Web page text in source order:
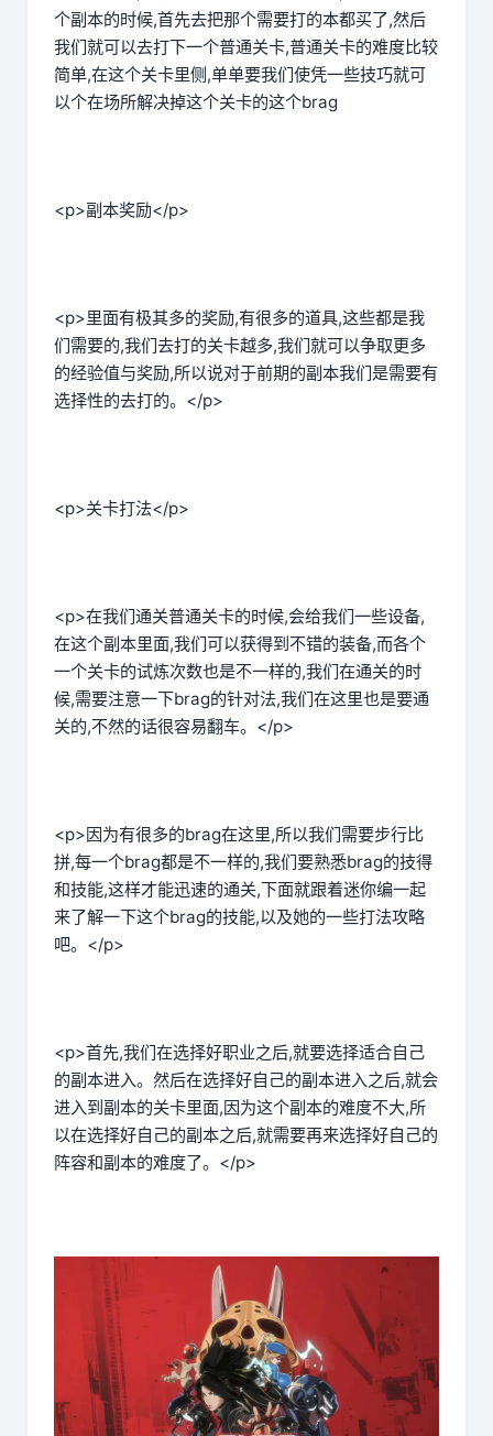
个副本的时候,首先去把那个需要打的本都买了,然后
我们就可以去打下一个普通关卡,普通关卡的难度比较
简单,在这个关卡里侧,单单要我们使凭一些技巧就可
以个在场所解决掉这个关卡的这个brag
<p>副本奖励</p>
<p>里面有极其多的奖励,有很多的道具,这些都是我
们需要的,我们去打的关卡越多,我们就可以争取更多
的经验值与奖励,所以说对于前期的副本我们是需要有
选择性的去打的。</p>
<p>关卡打法</p>
<p>在我们通关普通关卡的时候,会给我们一些设备,
在这个副本里面,我们可以获得到不错的装备,而各个
一个关卡的试炼次数也是不一样的,我们在通关的时
候,需要注意一下brag的针对法,我们在这里也是要通
关的,不然的话很容易翻车。</p>
<p>因为有很多的brag在这里,所以我们需要步行比
拼,每一个brag都是不一样的,我们要熟悉brag的技得
和技能,这样才能迅速的通关,下面就跟着迷你编一起
来了解一下这个brag的技能,以及她的一些打法攻略
吧。</p>
<p>首先,我们在选择好职业之后,就要选择适合自己
的副本进入。然后在选择好自己的副本进入之后,就会
进入到副本的关卡里面,因为这个副本的难度不大,所
以在选择好自己的副本之后,就需要再来选择好自己的
阵容和副本的难度了。</p>